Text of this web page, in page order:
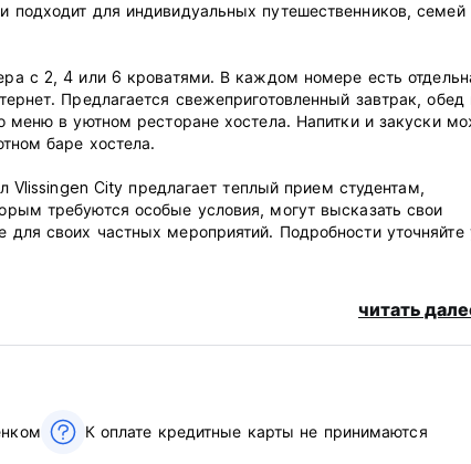
для индивидуальных путешественников, семей
с 2, 4 или 6 кроватями. В каждом номере есть
Предлагается свежеприготовленный завтрак, обед
в уютном ресторане хостела. Напитки и закуски
баре хостела.
City предлагает теплый прием студентам,
требуются особые условия, могут высказать свои
своих частных мероприятий. Подробности уточняйте
и двухъярусными кроватями.
читать
К оплате кредитные карты не принимаются